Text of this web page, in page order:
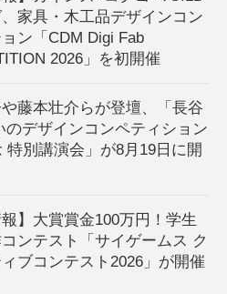
家具・木工品デザインコン
ン「CDM Digi Fab
2026」を初開催
藤本壮介らが登壇、「長谷
のデザインコンペティション
特別講演会」が8月19日に開
報】大賞賞金100万円！学生
ンテスト「サイゲームス ク
ブコンテスト2026」が開催